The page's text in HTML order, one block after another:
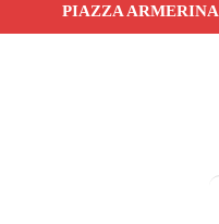
PIAZZA ARMERINA